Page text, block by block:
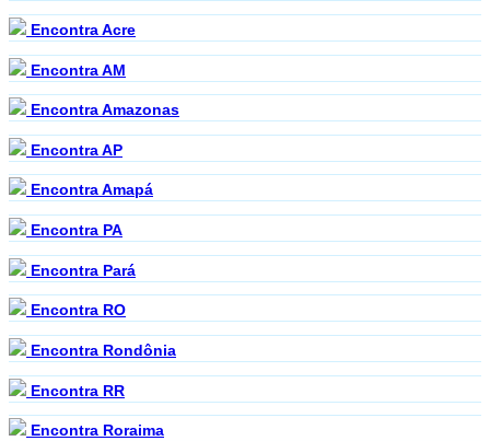
Encontra Acre
Encontra AM
Encontra Amazonas
Encontra AP
Encontra Amapá
Encontra PA
Encontra Pará
Encontra RO
Encontra Rondônia
Encontra RR
Encontra Roraima